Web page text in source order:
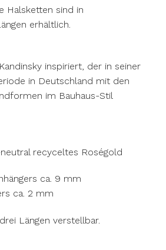
Halsketten sind in
erhältlich.
inspiriert, der in seiner
in Deutschland mit den
im Bauhaus-Stil
recyceltes Roségold
ca. 9 mm
ca. 2 mm
Längen verstellbar.